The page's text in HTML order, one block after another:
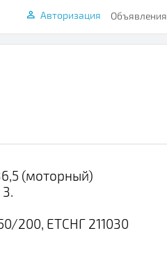
Объявления
Авторизация
(моторный)
200, ЕТСНГ 211030